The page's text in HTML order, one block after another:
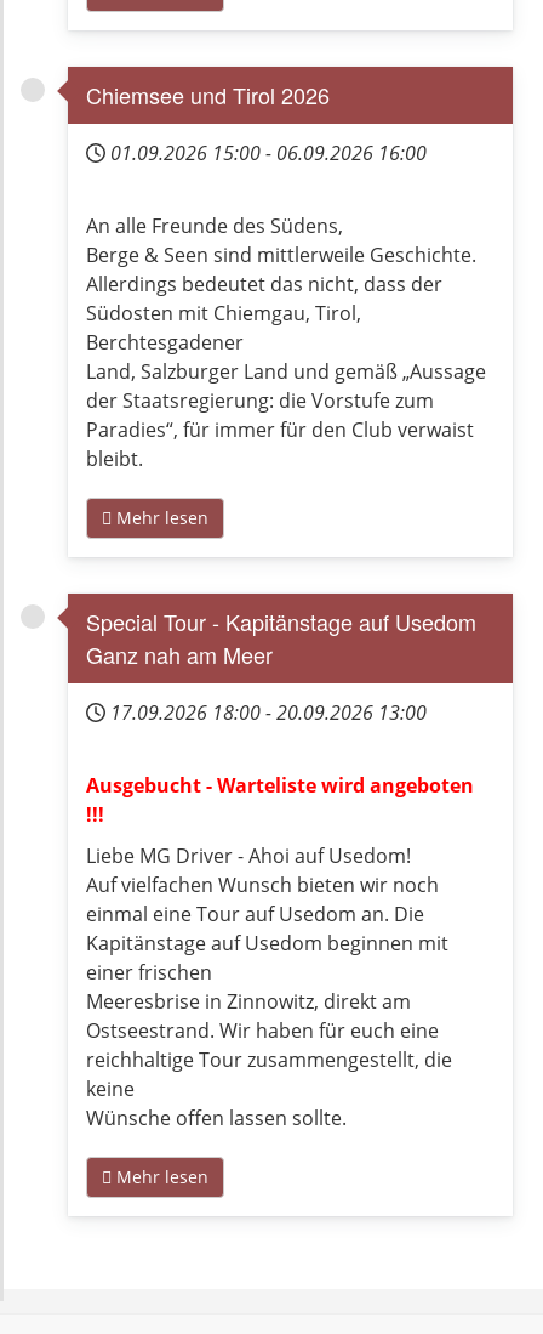
Chiemsee und Tirol 2026
01.09.2026 15:00- 06.09.2026 16:00
An alle Freunde des Südens,
Berge & Seen sind mittlerweile Geschichte.
Allerdings bedeutet das nicht, dass der
Südosten mit Chiemgau, Tirol,
Berchtesgadener
Land, Salzburger Land und gemäß „Aussage
der Staatsregierung: die Vorstufe zum
Paradies“, für immer für den Club verwaist
bleibt.
Mehr lesen
Special Tour - Kapitänstage auf Usedom
Ganz nah am Meer
17.09.2026 18:00-20.09.2026 13:00
Ausgebucht - Warteliste wird angeboten
!!!
Liebe MG Driver - Ahoi auf Usedom!
Auf vielfachen Wunsch bieten wir noch
einmal eine Tour auf Usedom an. Die
Kapitänstage auf Usedom beginnen mit
einer frischen
Meeresbrise in Zinnowitz, direkt am
Ostseestrand. Wir haben für euch eine
reichhaltige Tour zusammengestellt, die
keine
Wünsche offen lassen sollte.
Mehr lesen